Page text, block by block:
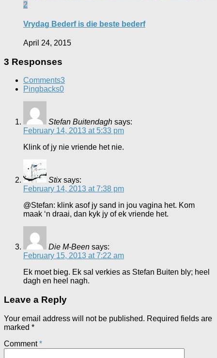
2
Vrydag Bederf is die beste bederf
April 24, 2015
3 Responses
Comments3
Pingbacks0
Stefan Buitendagh says:
February 14, 2013 at 5:33 pm
Klink of jy nie vriende het nie.
Stix says:
February 14, 2013 at 7:38 pm
@Stefan: klink asof jy sand in jou vagina het. Kom
maak ‘n draai, dan kyk jy of ek vriende het.
Die M-Been says:
February 15, 2013 at 7:22 am
Ek moet bieg. Ek sal verkies as Stefan Buiten bly; heel
dagh en heel nagh.
Leave a Reply
Your email address will not be published. Required fields are
marked *
Comment*